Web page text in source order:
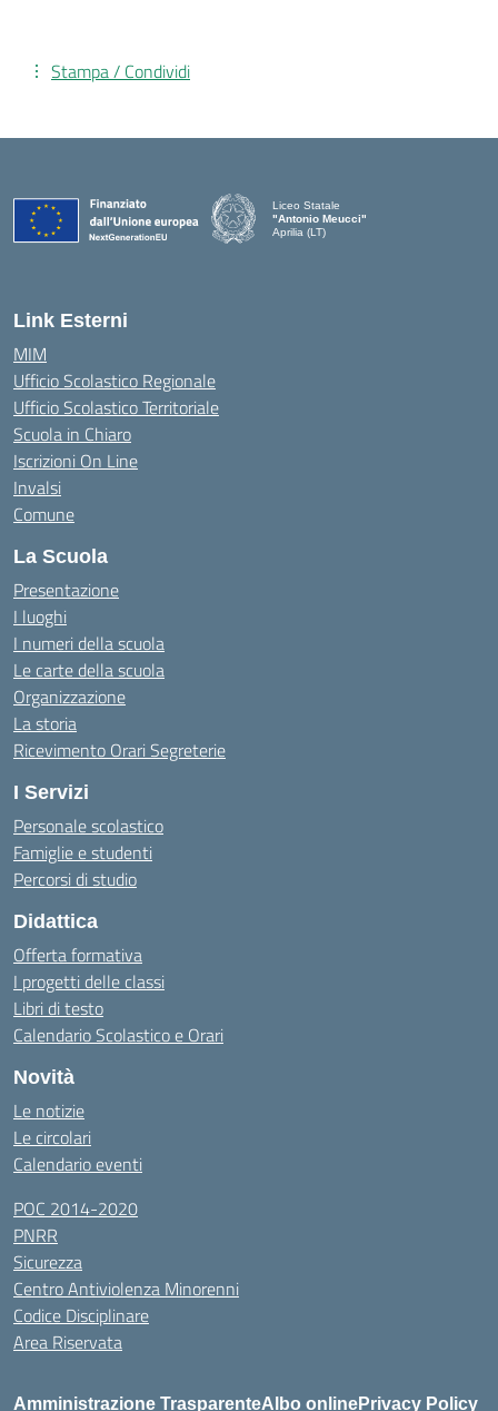
Stampa / Condividi
Liceo Statale
"Antonio Meucci"
Aprilia (LT)
Link Esterni
MIM
Ufficio Scolastico Regionale
Ufficio Scolastico Territoriale
Scuola in Chiaro
Iscrizioni On Line
Invalsi
Comune
La Scuola
Presentazione
I luoghi
I numeri della scuola
Le carte della scuola
Organizzazione
La storia
Ricevimento Orari Segreterie
I Servizi
Personale scolastico
Famiglie e studenti
Percorsi di studio
Didattica
Offerta formativa
I progetti delle classi
Libri di testo
Calendario Scolastico e Orari
Novità
Le notizie
Le circolari
Calendario eventi
POC 2014-2020
PNRR
Sicurezza
Centro Antiviolenza Minorenni
Codice Disciplinare
Area Riservata
Amministrazione TrasparenteAlbo onlinePrivacy Policy